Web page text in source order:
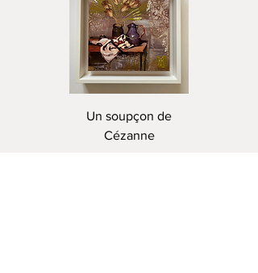
Un soupçon de
Cézanne